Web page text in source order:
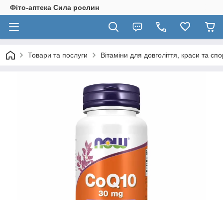
Фіто-аптека Сила рослин
Товари та послуги Вітаміни для довголіття, краси та